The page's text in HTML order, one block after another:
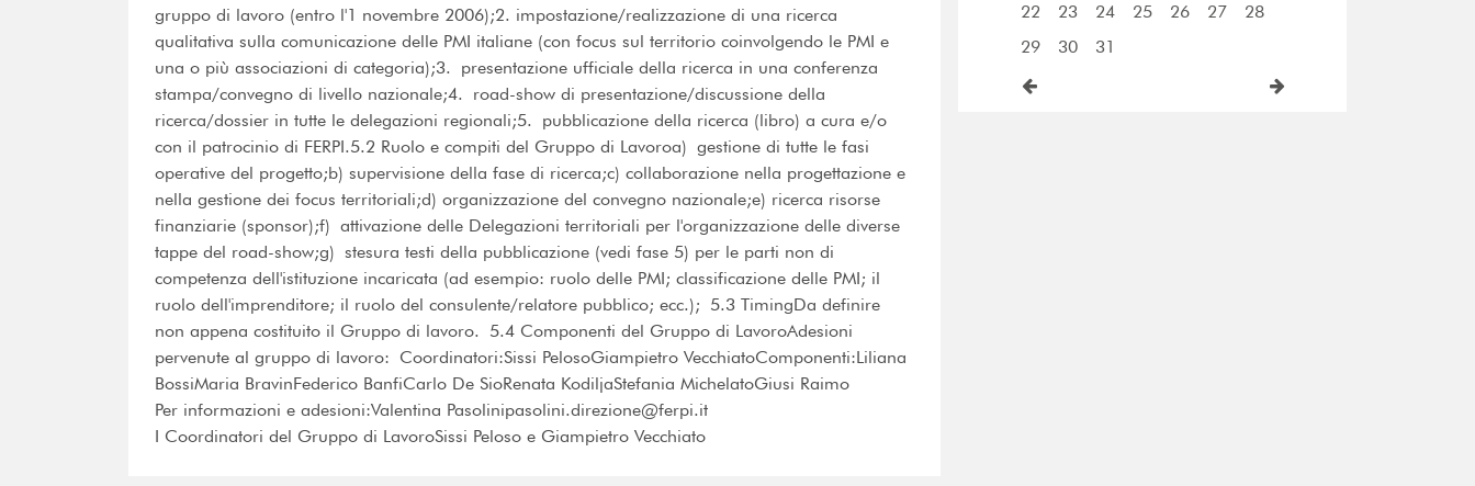
gruppo di lavoro (entro l'1 novembre 2006);2. impostazione/realizzazione di una ricerca
qualitativa sulla comunicazione delle PMI italiane (con focus sul territorio coinvolgendo le PMI e
una o più associazioni di categoria);3. presentazione ufficiale della ricerca in una conferenza
stampa/convegno di livello nazionale;4. road-show di presentazione/discussione della
ricerca/dossier in tutte le delegazioni regionali;5. pubblicazione della ricerca (libro) a cura e/o
con il patrocinio di FERPI.5.2 Ruolo e compiti del Gruppo di Lavoroa) gestione di tutte le fasi
operative del progetto;b) supervisione della fase di ricerca;c) collaborazione nella progettazione e
nella gestione dei focus territoriali;d) organizzazione del convegno nazionale;e) ricerca risorse
finanziarie (sponsor);f) attivazione delle Delegazioni territoriali per l'organizzazione delle diverse
tappe del road-show;g) stesura testi della pubblicazione (vedi fase 5) per le parti non di
competenza dell'istituzione incaricata (ad esempio: ruolo delle PMI; classificazione delle PMI; il
ruolo dell'imprenditore; il ruolo del consulente/relatore pubblico; ecc.); 5.3 TimingDa definire
non appena costituito il Gruppo di lavoro. 5.4 Componenti del Gruppo di LavoroAdesioni
pervenute al gruppo di lavoro: Coordinatori:Sissi PelosoGiampietro VecchiatoComponenti:Liliana
BossiMaria BravinFederico BanfiCarlo De SioRenata KodiljaStefania MichelatoGiusi Raimo
Per informazioni e adesioni:Valentina Pasolinipasolini.direzione@ferpi.it
I Coordinatori del Gruppo di LavoroSissi Peloso e Giampietro Vecchiato
22
23 24 25 26 27
28
29
30 31